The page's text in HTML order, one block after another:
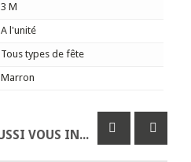
3 M
A l'unité
Tous types de fête
Marron
PRODUITS POUVANT AUSSI VOUS INTÉRESSER